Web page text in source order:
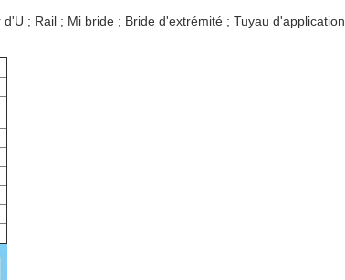
; Rail ; Mi bride ; Bride d'extrémité ; Tuyau d'application